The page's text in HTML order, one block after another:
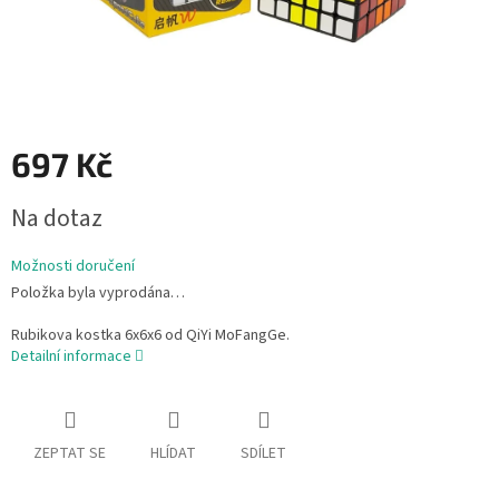
697 Kč
cena:
Na dotaz
Možnosti doručení
Položka byla vyprodána…
Rubikova kostka 6x6x6 od QiYi MoFangGe.
Detailní informace
ZEPTAT SE HLÍDAT SDÍLET